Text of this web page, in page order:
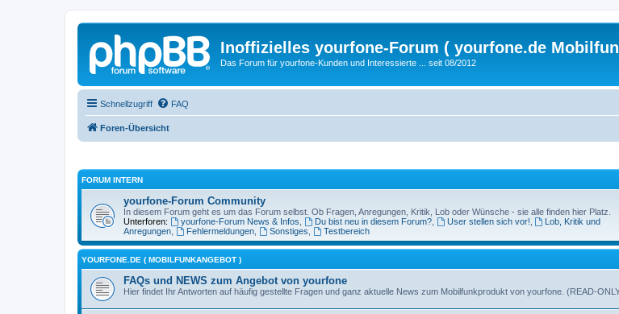
Inoffizielles yourfone-Forum ( yourfone.de
Das Forum für yourfone-Kunden und Interessierte ... seit 08/2012
Schnellzugriff FAQ
Foren-Übersicht
FORUM INTERN
yourfone-Forum Community
In diesem Forum geht es um das Forum selbst. Ob Fragen, Anregungen, Kritik, Lob oder Wünsche - sie alle finden hier Platz.
Unterforen:
yourfone-Forum News & Infos Du bist neu in diesem Forum?, User stellen sich vor!
Lob, Kritik und
Anregungen
Fehlermeldungen, Sonstiges Testbereich
YOURFONE.DE ( MOBILFUNKANGEBOT )
FAQs und NEWS zum Angebot von yourfone
Hier findet Ihr Antworten auf häufig gestellte Fragen und ganz aktuelle News zum Mobilfunkprodukt von yourfone. (READ-